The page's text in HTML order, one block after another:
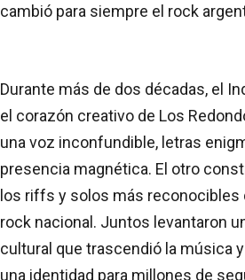
cambió para siempre el rock
Durante más de dos décadas, el
el corazón creativo de Los
una voz inconfundible, letras
presencia magnética. El otro
los riffs y solos más reconocibles
rock nacional. Juntos levantaron
cultural que trascendió la música
una identidad para millones de